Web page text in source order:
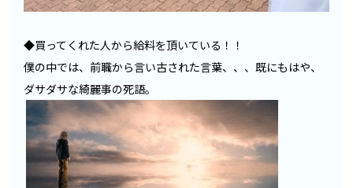
◆買ってくれた人から給料を頂いている！！
僕の中では、前職から言い古された言葉、、、既にもはや、
ダサダサな綺麗事の死語。